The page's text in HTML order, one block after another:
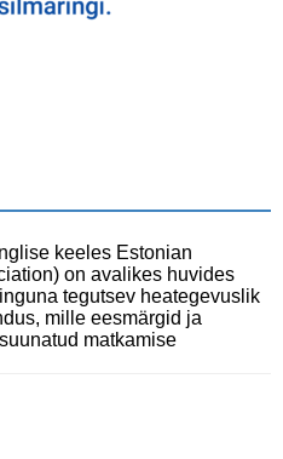
keeles Estonian
on avalikes huvides
tegutsev heategevuslik
mille eesmärgid ja
matkamise